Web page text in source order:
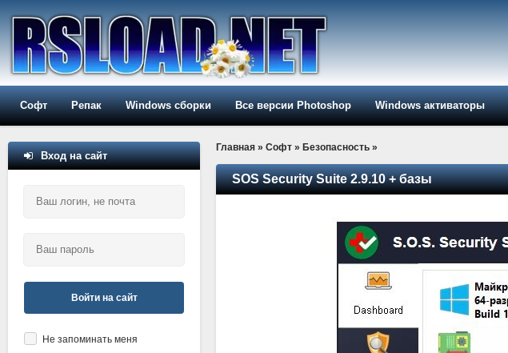
Софт Репак Windows сборки Все версии Photoshop Windows активаторы
Главная » Софт » Безопасность »
SOS Security Suite 2.9.10 + базы
Вход на сайт
Войти на сайт
Не запоминать меня